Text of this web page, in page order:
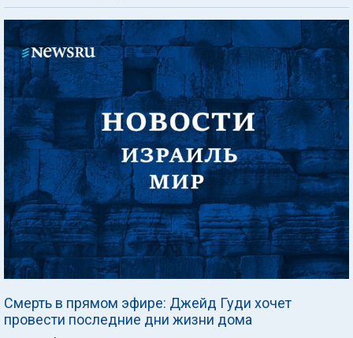
Смерть в прямом эфире: Джейд Гуди хочет
провести последние дни жизни дома